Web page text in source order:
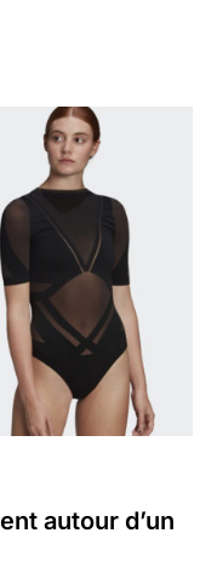
autour d’un